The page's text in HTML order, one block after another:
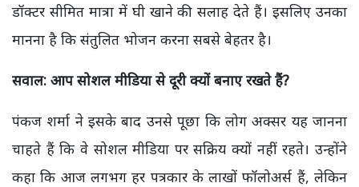
डॉक्टर सीमित मात्रा में घी खाने की सलाह देते हैं। इसलिए उनका
मानना है कि संतुलित भोजन करना सबसे बेहतर है।
सवाल: आप सोशल मीडिया से दूरी क्यों बनाए रखते हैं?
पंकज शर्मा ने इसके बाद उनसे पूछा कि लोग अक्सर यह जानना
चाहते हैं कि वे सोशल मीडिया पर सक्रिय क्यों नहीं रहते। उन्होंने
कहा कि आज लगभग हर पत्रकार के लाखों फॉलोअर्स हैं, लेकिन